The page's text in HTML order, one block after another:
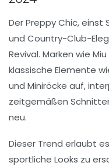
DerPreppy Chic, einst
und Country-Club-
Revival. Marken wie
klassische Elemente
und Miniröcke auf,
zeitgemäßen
neu.
Dieser Trend erlaubt
sportliche Looks zu